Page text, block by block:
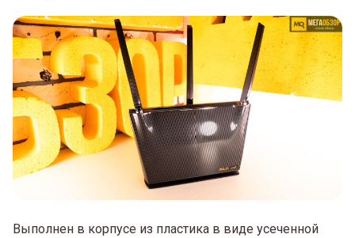
Выполнен в корпусе из пластика в виде усеченной